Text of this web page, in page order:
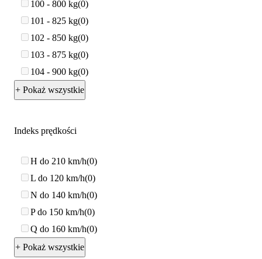
100 - 800 kg 0
101 - 825 kg 0
102 - 850 kg 0
103 - 875 kg 0
104 - 900 kg 0
+ Pokaż wszystkie
Indeks prędkości
H do 210 km/h 0
L do 120 km/h 0
N do 140 km/h 0
P do 150 km/h 0
Q do 160 km/h 0
+ Pokaż wszystkie